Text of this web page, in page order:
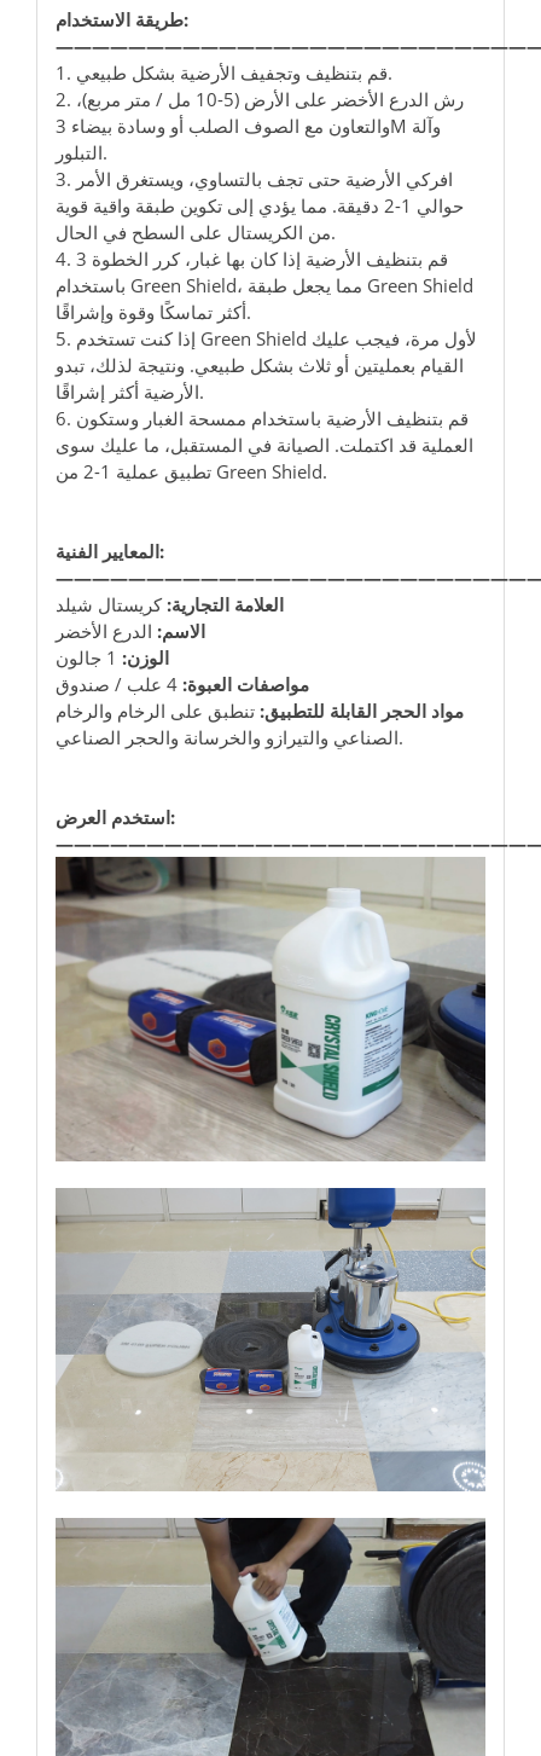
طريقة الاستخدام:
1. قم بتنظيف وتجفيف الأرضية بشكل طبيعي.
2. رش الدرع الأخضر على الأرض (5-10 مل / متر مربع)،
والتعاون مع الصوف الصلب أو وسادة بيضاء 3M وآلة
التبلور.
3. افركي الأرضية حتى تجف بالتساوي، ويستغرق الأمر
حوالي 1-2 دقيقة. مما يؤدي إلى تكوين طبقة واقية قوية
من الكريستال على السطح في الحال.
4. قم بتنظيف الأرضية إذا كان بها غبار، كرر الخطوة 3
باستخدام Green Shield، مما يجعل طبقة Green Shield
أكثر تماسكًا وقوة وإشراقًا.
5. إذا كنت تستخدم Green Shield لأول مرة، فيجب عليك
القيام بعمليتين أو ثلاث بشكل طبيعي. ونتيجة لذلك، تبدو
الأرضية أكثر إشراقًا.
6. قم بتنظيف الأرضية باستخدام ممسحة الغبار وستكون
العملية قد اكتملت. الصيانة في المستقبل، ما عليك سوى
تطبيق عملية 1-2 من Green Shield.
المعايير الفنية:
العلامة التجارية: كريستال شيلد
الاسم: الدرع الأخضر
الوزن:
مواصفات العبوة:
مواد الحجر القابلة للتطبيق: تنطبق على الرخام والرخام
الصناعي والتيرازو والخرسانة والحجر الصناعي.
استخدم العرض: